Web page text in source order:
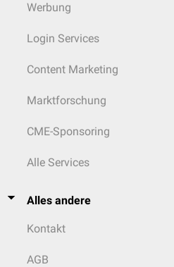
Werbung
Login Services
Content Marketing
Marktforschung
CME-Sponsoring
Alle Services
Alles andere
Kontakt
AGB